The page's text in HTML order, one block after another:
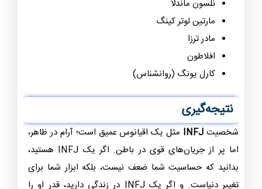
نلسون ماندلا
مارتین لوتر کینگ
مادر ترزا
افلاطون
کارل یونگ (روانشناس)
نتیجه‌گیری
شخصیت INFJ مثل یک اقیانوس عمیق است؛ آرام در ظاهر،
اما پر از جریان‌های قوی در باطن. اگر یک INFJ هستید،
بدانید که حساسیت شما ضعف نیست، بلکه ابزار شما برای
تغییر دنیاست. و اگر یک INFJ در زندگی دارید، قدر او را